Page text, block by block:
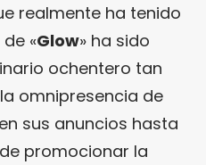
realmente ha tenido
«Glow» ha sido
ochentero tan
omnipresencia de
sus anuncios hasta
de promocionar la